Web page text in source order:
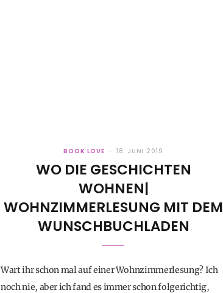
BOOK LOVE 18. JUNI 2019
WO DIE GESCHICHTEN
WOHNEN|
WOHNZIMMERLESUNG MIT DEM
WUNSCHBUCHLADEN
Wart ihr schon mal auf einer Wohnzimmerlesung? Ich
noch nie, aber ich fand es immer schon folgerichtig,